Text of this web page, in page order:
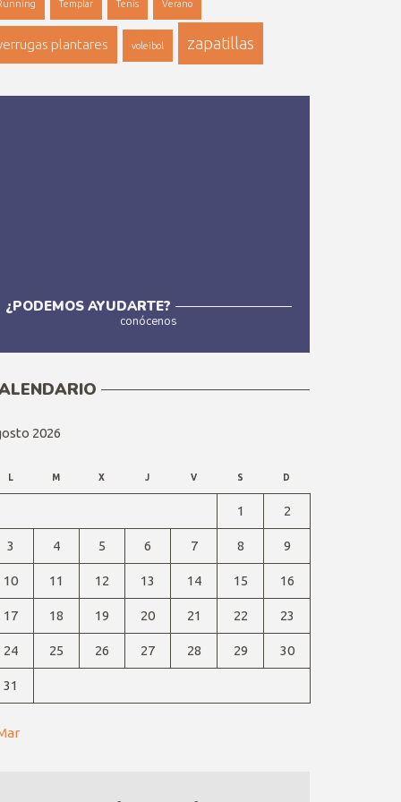
Templar Tenis Verano
plantares voleibol zapatillas
¿PODEMOS AYUDARTE?
conócenos
2026
L M X J V S D
1 2
3 4 5 6 7 8 9
10 11 12 13 14 15 16
17 18 19 20 21 22 23
24 25 26 27 28 29 30
31